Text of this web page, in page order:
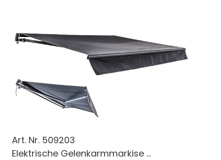
Art. Nr. 509203
Elektrische Gelenkarmmarkise ...